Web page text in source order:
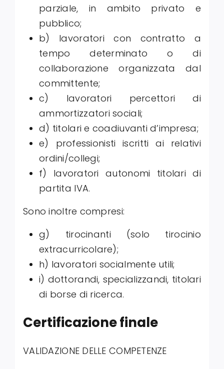
parziale, in ambito privato e
pubblico;
b) lavoratori con contratto a
tempo determinato o di
collaborazione organizzata dal
committente;
c) lavoratori percettori di
ammortizzatori sociali;
d) titolari e coadiuvanti d’impresa;
e) professionisti iscritti ai relativi
ordini/collegi;
f) lavoratori autonomi titolari di
partita IVA.
Sono inoltre compresi:
g) tirocinanti (solo tirocinio
extracurricolare);
h) lavoratori socialmente utili;
i) dottorandi, specializzandi, titolari
di borse di ricerca.
Certificazione finale
VALIDAZIONE DELLE COMPETENZE